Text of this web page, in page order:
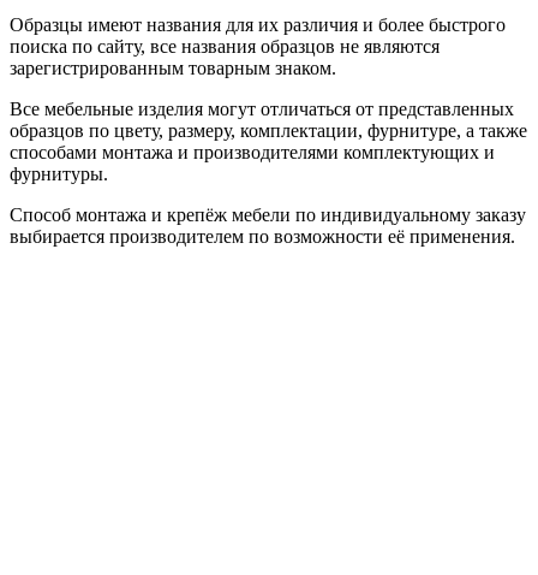
Образцы имеют названия для их различия и более быстрого
поиска по сайту, все названия образцов не являются
зарегистрированным товарным знаком.
Все мебельные изделия могут отличаться от представленных
образцов по цвету, размеру, комплектации, фурнитуре, а также
способами монтажа и производителями комплектующих и
фурнитуры.
Способ монтажа и крепёж мебели по индивидуальному заказу
выбирается производителем по возможности её применения.